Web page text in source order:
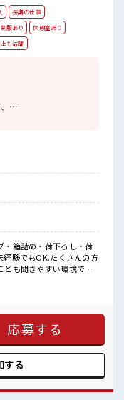
長期の仕事
制服あり
休憩室あり
も活躍
しょう！
・箱詰め・荷下ろし・荷
経験でもOK.たくさんの方
とも聞きやすい環境で
う≫ 新しいことにチャレ
く環境が整っていま
目指していきましょ
る≫ 困った事などがあれ
息つ
にはロッカー完備！ 私物
応募する
する